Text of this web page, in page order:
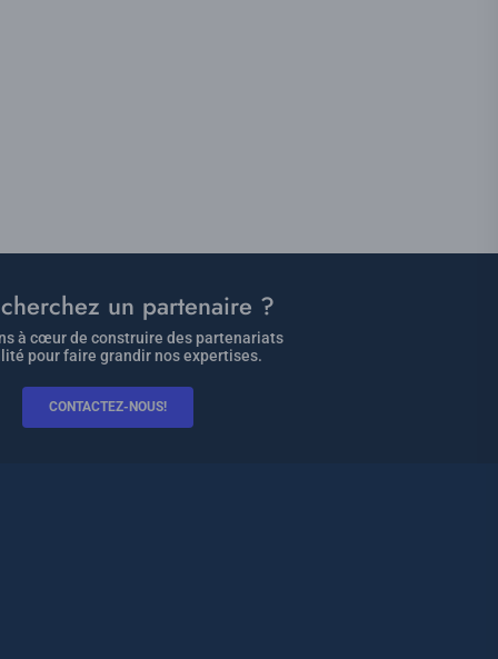
un partenaire ?
à cœur de construire des partenariats
pour faire grandir nos expertises.
CONTACTEZ-NOUS!